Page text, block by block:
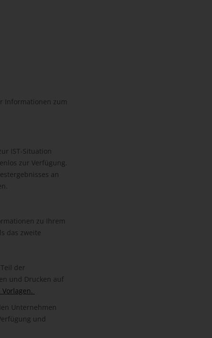
Informationen zum
IST-Situation
zur Verfügung.
an
zu Ihrem
das zweite
der
und Drucken auf
Unternehmen
und